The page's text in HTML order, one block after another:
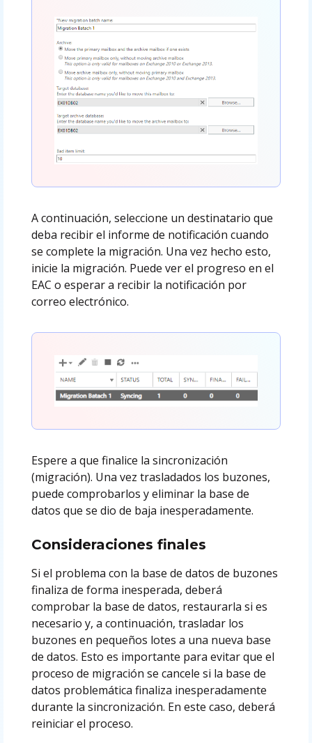
A continuación, seleccione un destinatario que
deba recibir el informe de notificación cuando
se complete la migración. Una vez hecho esto,
inicie la migración. Puede ver el progreso en el
EAC o esperar a recibir la notificación por
correo electrónico.
Espere a que finalice la sincronización
(migración). Una vez trasladados los buzones,
puede comprobarlos y eliminar la base de
datos que se dio de baja inesperadamente.
Consideraciones finales
Si el problema con la base de datos de buzones
finaliza de forma inesperada, deberá
comprobar la base de datos, restaurarla si es
necesario y, a continuación, trasladar los
buzones en pequeños lotes a una nueva base
de datos. Esto es importante para evitar que el
proceso de migración se cancele si la base de
datos problemática finaliza inesperadamente
durante la sincronización. En este caso, deberá
reiniciar el proceso.